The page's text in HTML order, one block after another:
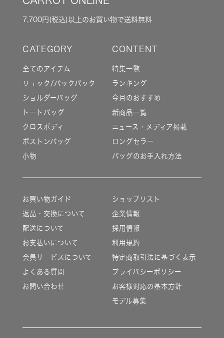
7,700円(税込)以上のお買い物で送料無料
全てのアイテム
リュック/バックパック
ショルダーバッグ
トートバッグ
クロスボディ
ボストンバッグ
小物
特集一覧
ランキング
今月のおすすめ
新商品一覧
ニュース・メディア掲載
ロングセラー
バッグのお手入れ方法
お買い物ガイド
返品・交換について
配送について
お支払いについて
会員サービスについて
よくある質問
お問い合わせ
ショップリスト
企業情報
採用情報
利用規約
特定商取引法に基づく表示
プライバシーポリシー
お客様対応の基本方針
モデル募集